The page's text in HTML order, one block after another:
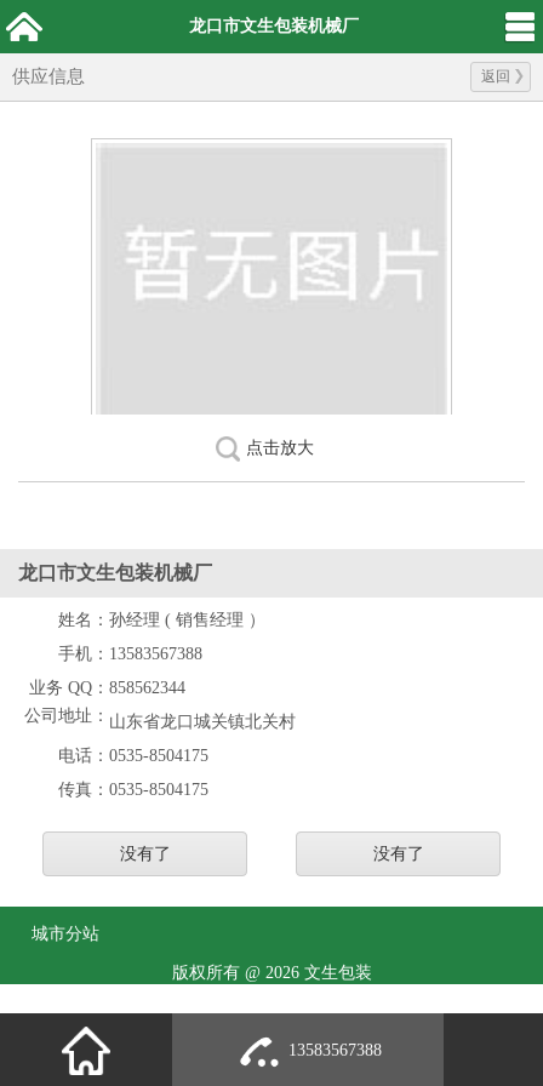
龙口市文生包装机械厂
供应信息 返回
点击放大
龙口市文生包装机械厂
姓名： 孙经理 ( 销售经理 ）
手机： 13583567388
业务 QQ： 858562344
公司地址： 山东省龙口城关镇北关村
电话： 0535-8504175
传真： 0535-8504175
没有了 没有了
城市分站
版权所有 @ 2026 文生包装
13583567388